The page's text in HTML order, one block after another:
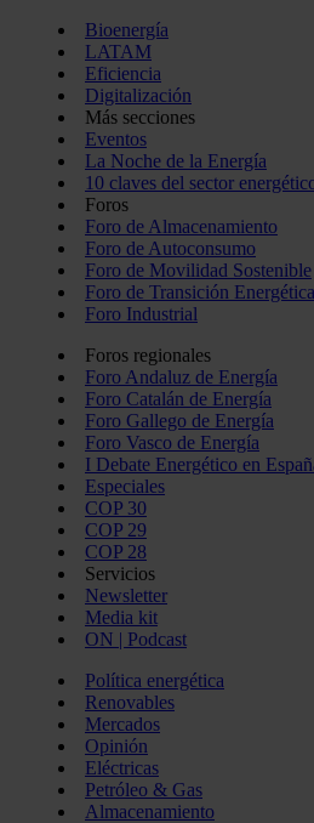
Bioenergía
LATAM
Eficiencia
Digitalización
Más secciones
Eventos
La Noche de la Energía
10 claves del sector
Foros
Foro de Almacenamiento
Foro de Autoconsumo
Foro de Movilidad Sostenible
Foro de Transición Energética
Foro Industrial
Foros regionales
Foro Andaluz de Energía
Foro Catalán de Energía
Foro Gallego de Energía
Foro Vasco de Energía
I Debate Energético en
Especiales
COP 30
COP 29
COP 28
Servicios
Newsletter
Media kit
ON | Podcast
Política energética
Renovables
Mercados
Opinión
Eléctricas
Petróleo & Gas
Almacenamiento